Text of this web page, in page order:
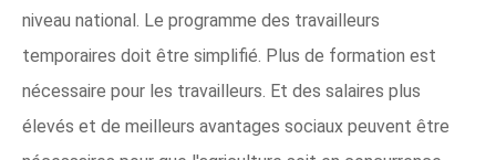
niveau national. Le programme des travailleurs
temporaires doit être simplifié. Plus de formation est
nécessaire pour les travailleurs. Et des salaires plus
élevés et de meilleurs avantages sociaux peuvent être